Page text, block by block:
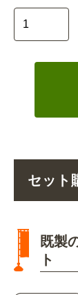
セット
既製
ト